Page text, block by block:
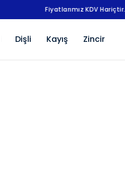
Fiyatlarımız KDV Hariçtir.
Dişli Kayış Zincir